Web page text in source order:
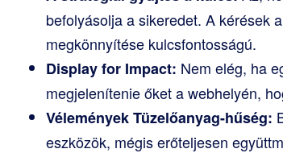
befolyásolja a sikeredet. A kérések
megkönnyítése kulcsfontosságú.
Display for Impact: Nem elég, ha
megjelenítenie őket a webhelyén,
Vélemények Tüzelőanyag-hűség:
eszközök, mégis erőteljesen